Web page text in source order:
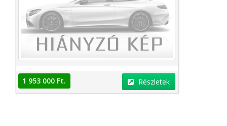
1 953 000 Ft. Részletek